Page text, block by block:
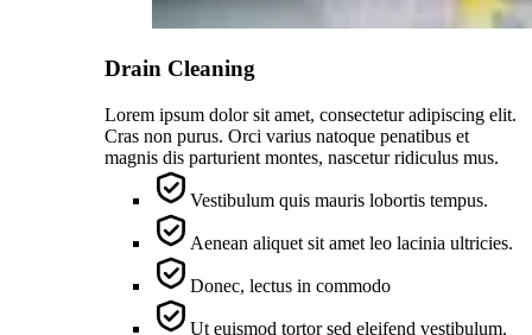
Drain Cleaning
Lorem ipsum dolor sit amet, consectetur adipiscing elit.
Cras non purus. Orci varius natoque penatibus et
magnis dis parturient montes, nascetur ridiculus mus.
Vestibulum quis mauris lobortis tempus.
Aenean aliquet sit amet leo lacinia ultricies.
Donec, lectus in commodo
Ut euismod tortor sed eleifend vestibulum.